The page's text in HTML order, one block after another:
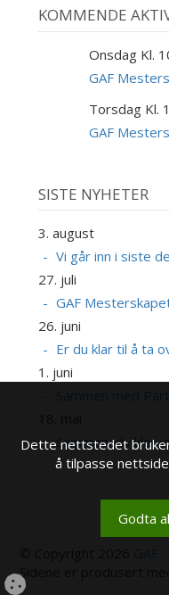
KOMMENDE
Onsdag Kl.
GAF
Torsdag Kl.
GAF
SISTE NYHETER
3. august
Vi går inn i siste
27. juli
GAF
26. juni
Er du klar til å ta
1. juni
Sammen utvikler
Sidene er produsert med
Dette nettstedet
å tilpasse
Godta